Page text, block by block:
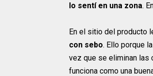
lo sentí en una zona.
En el sitio del producto
con sebo. Ello porque
vez que se eliminan las
funciona como una